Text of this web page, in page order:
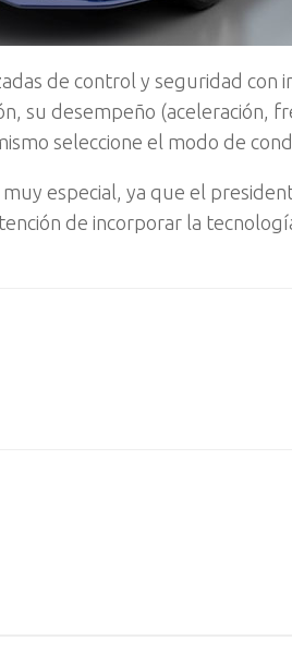
de control y seguridad con
su desempeño (aceleración,
seleccione el modo de
especial, ya que el
de incorporar la